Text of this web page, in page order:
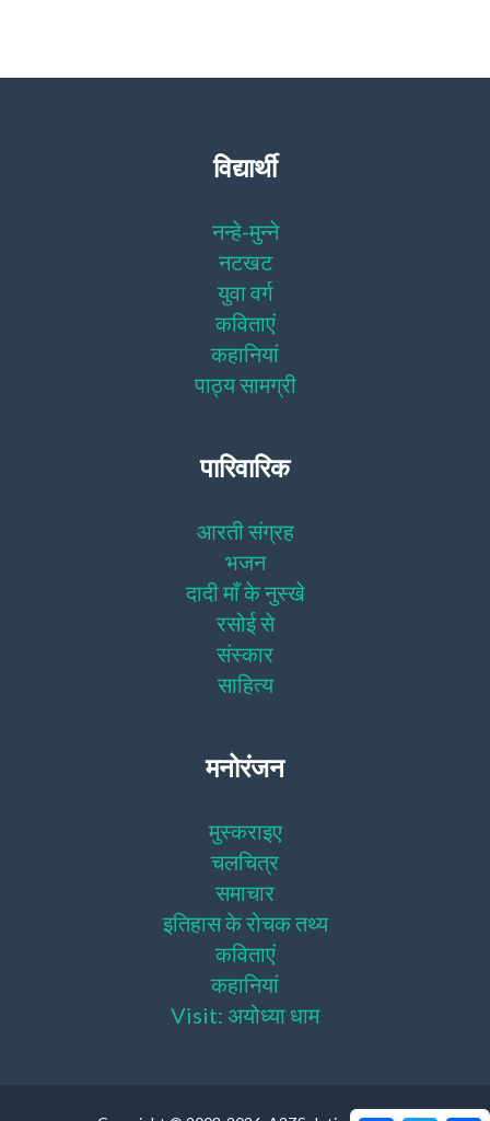
विद्यार्थी
नन्हे-मुन्ने
नटखट
युवा वर्ग
कविताएं
कहानियां
पाठ्य सामग्री
पारिवारिक
आरती संग्रह
भजन
दादी माँ के नुस्खे
रसोई से
संस्कार
साहित्य
मनोरंजन
मुस्कराइए
चलचित्र
समाचार
इतिहास के रोचक तथ्य
कविताएं
कहानियां
Visit: अयोध्या धाम